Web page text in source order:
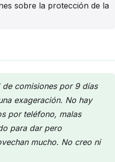
sobre la protección de la
comisiones por 9 días
exageración. No hay
por teléfono, malas
para dar pero
mucho. No creo ni